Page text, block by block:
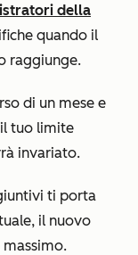
della
quando il
raggiunge.
di un mese e
tuo limite
invariato.
ti porta
il nuovo